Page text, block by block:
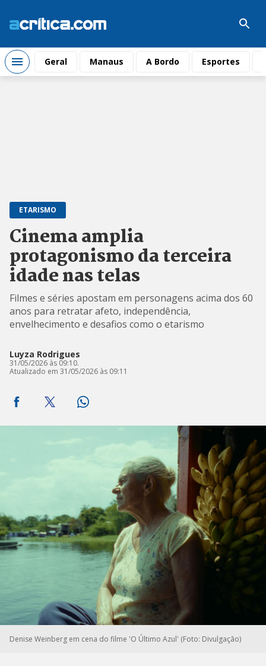
Geral Manaus A Bordo Esportes
ETARISMO
Cinema amplia
protagonismo da terceira
idade nas telas
Filmes e séries apostam em personagens acima dos 60
anos para retratar afeto, independência,
envelhecimento e desafios como o etarismo
Luyza Rodrigues
31/05/2026 às 09:10.
Atualizado em 31/05/2026 às 09:11
Denise Weinberg em cena do filme 'O Último Azul' (Foto: Divulgação)